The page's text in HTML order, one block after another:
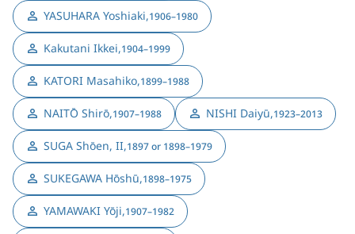
YASUHARA Yoshiaki,1906–1980
Kakutani Ikkei,1904–1999
KATORI Masahiko,1899–1988
NAITŌ Shirō,1907–1988 NISHI Daiyū,1923–2013
SUGA Shōen, II,1897 or 1898–1979
SUKEGAWA Hōshū,1898–1975
YAMAWAKI Yōji,1907–1982